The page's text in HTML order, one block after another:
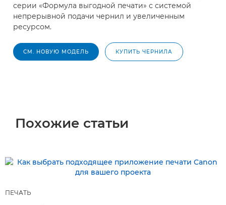
серии «Формула выгодной печати» с системой
непрерывной подачи чернил и увеличенным
ресурсом.
СМ. НОВУЮ МОДЕЛЬ КУПИТЬ ЧЕРНИЛА
Похожие статьи
ПЕЧАТЬ